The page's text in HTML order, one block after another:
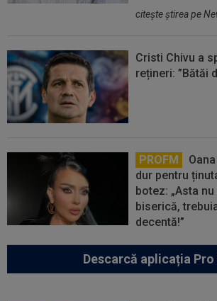
citeşte ştirea pe
Cristi Chivu a
rețineri: ”Bătăi
PROFM
dur pentru
botez: „Asta
biserică,
decentă!”
Descarcă aplicația Pro